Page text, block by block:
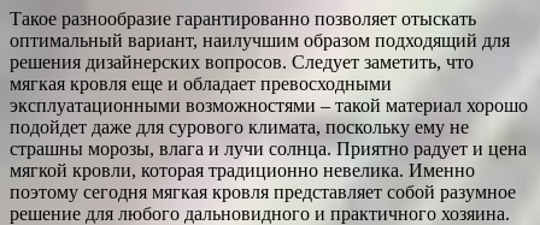
Такое разнообразие гарантированно позволяет отыскать
оптимальный вариант, наилучшим образом подходящий для
решения дизайнерских вопросов. Следует заметить, что
мягкая кровля еще и обладает превосходными
эксплуатационными возможностями – такой материал хорошо
подойдет даже для сурового климата, поскольку ему не
страшны морозы, влага и лучи солнца. Приятно радует и цена
мягкой кровли, которая традиционно невелика. Именно
поэтому сегодня мягкая кровля представляет собой разумное
решение для любого дальновидного и практичного хозяина.